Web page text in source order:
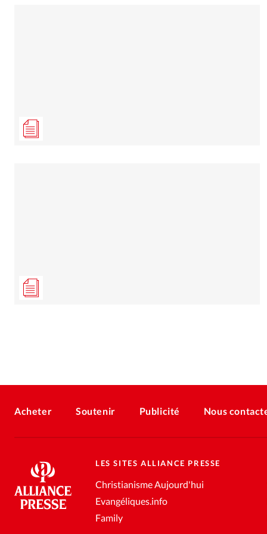
Acheter Soutenir Publicité Nous
LES SITES ALLIANCE PRESSE
Christianisme Aujourd'hui
Evangéliques.info
Family